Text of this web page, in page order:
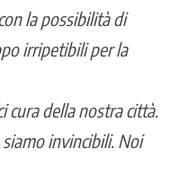
la possibilità di
irripetibili per la
cura della nostra città.
invincibili. Noi